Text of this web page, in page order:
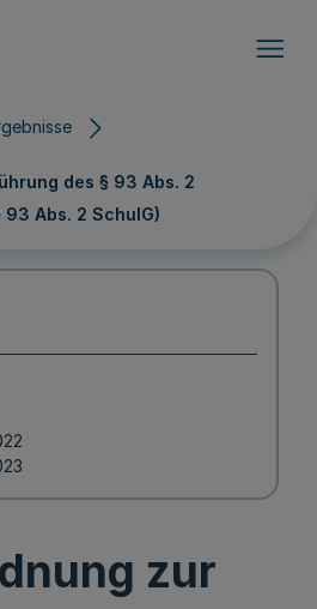
des § 93 Abs. 2
Abs. 2 SchulG)
zur